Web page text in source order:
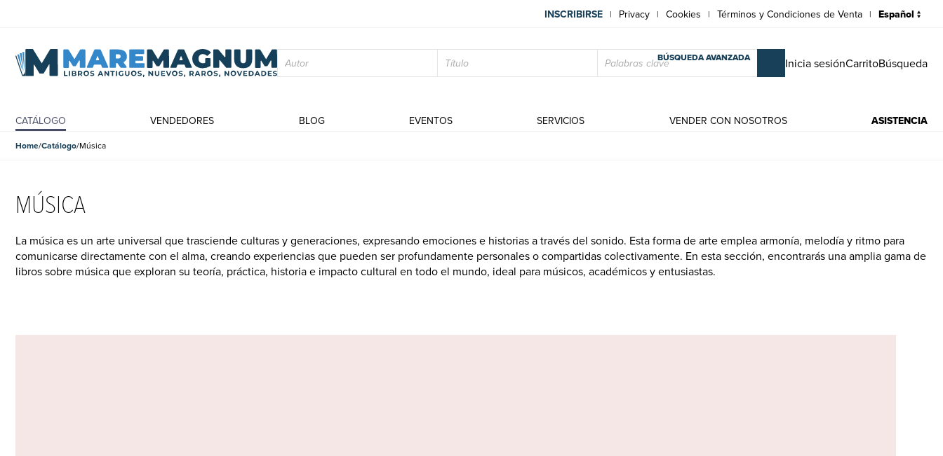
INSCRIBIRSE | Privacy | Cookies | Términos y Condiciones de Venta |
BÚSQUEDA AVANZADA Inicia sesiónCarritoBúsqueda
CATÁLOGO VENDEDORES BLOG EVENTOS SERVICIOS VENDER CON NOSOTROS ASISTENCIA
Home Catálogo Música
MÚSICA
Tutti i titoli della collezione: Música | Pagina 1 di 47
La música es un arte universal que trasciende culturas y generaciones, expresando emociones e historias a través del sonido. Esta forma de arte emplea armonía, melodía y ritmo para
comunicarse directamente con el alma, creando experiencias que pueden ser profundamente personales o compartidas colectivamente. En esta sección, encontrarás una amplia gama de
libros sobre música que exploran su teoría, práctica, historia e impacto cultural en todo el mundo, ideal para músicos, académicos y entusiastas.